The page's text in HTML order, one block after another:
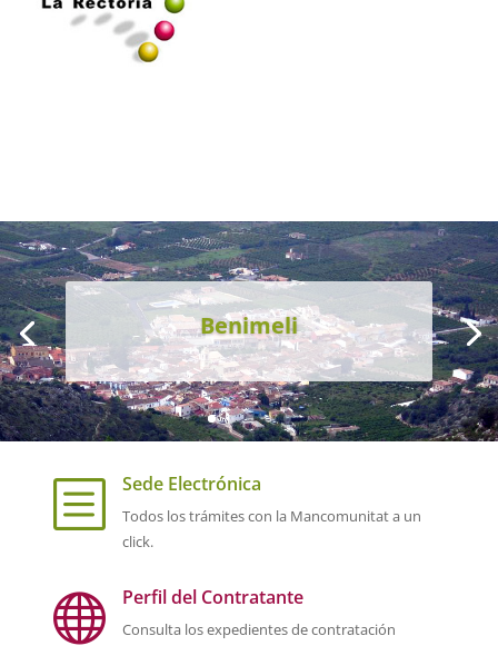
Benimeli
b Sede Electrónica
Todos los trámites con la Mancomunitat a un
click.
 Perfil del Contratante
Consulta los expedientes de contratación